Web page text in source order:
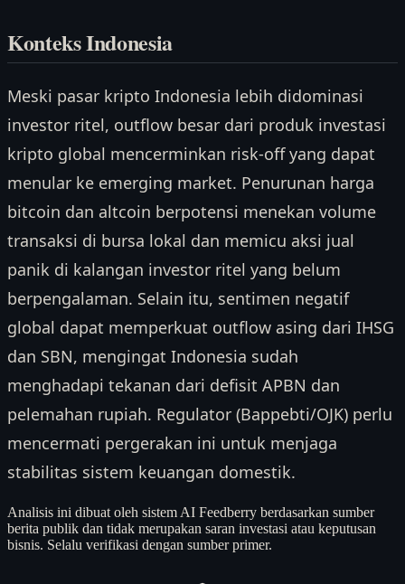
Konteks Indonesia
Meski pasar kripto Indonesia lebih didominasi
investor ritel, outflow besar dari produk investasi
kripto global mencerminkan risk-off yang dapat
menular ke emerging market. Penurunan harga
bitcoin dan altcoin berpotensi menekan volume
transaksi di bursa lokal dan memicu aksi jual
panik di kalangan investor ritel yang belum
berpengalaman. Selain itu, sentimen negatif
global dapat memperkuat outflow asing dari IHSG
dan SBN, mengingat Indonesia sudah
menghadapi tekanan dari defisit APBN dan
pelemahan rupiah. Regulator (Bappebti/OJK) perlu
mencermati pergerakan ini untuk menjaga
stabilitas sistem keuangan domestik.
Analisis ini dibuat oleh sistem AI Feedberry berdasarkan sumber
berita publik dan tidak merupakan saran investasi atau keputusan
bisnis. Selalu verifikasi dengan sumber primer.